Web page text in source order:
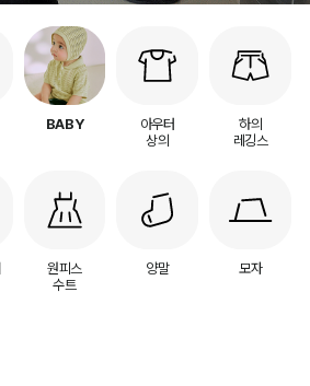
BABY
아우터
상의
하의
레깅스
원피스
수트
양말 모자